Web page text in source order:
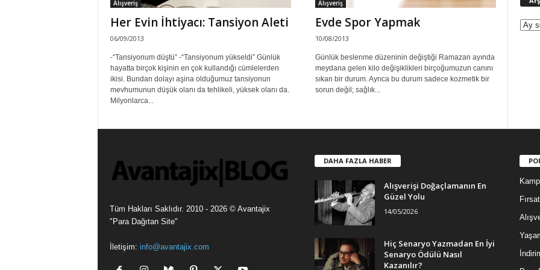
Alışveriş
Her Evin İhtiyacı: Tansiyon Aleti
06/09/2013
-“Tansiyonum düştü” -“Tansiyonum yükseldi” Günlük
hayatta birçok kişinin en çok kullandığı cümlelerden
ikisi. Bundan dolayı aşina olduğumuz tansiyonun
mevhumunun düşük olanı da tehlikeli, yüksek olanı da.
Milyonlarca...
Alışveriş
Evde Spor Yapmak
10/08/2013
Günlük beslenme düzeninin değiştiği Ramazan ayında
meydana gelen kilo değişiklikleri birçoğumuzun canını
sıkan bir durum. Ayrıca bu durum sadece kozmetik bir
sorun değil; sağlık...
Tüm Hakları Saklıdır. 2010 - 2026 © Avantajix
"Para Dağıtan Site"
İletişim: info@avantajix.com
DAHA FAZLA HABER
Alışverişi Doğaçlamanın En
Güzel Yolu
14/05/2026
Hiç Senaryo Yazmadan En İyi
Senaryo Ödülü Nasıl
Kazanılır?